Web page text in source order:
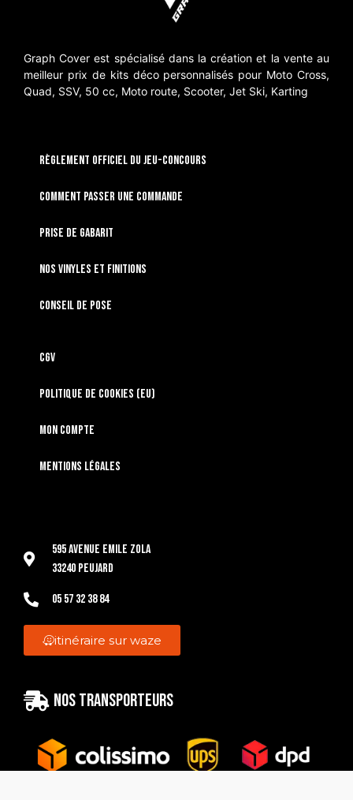
Graph Cover est spécialisé dans la création et la vente au
meilleur prix de kits déco personnalisés pour Moto Cross,
Quad, SSV, 50 cc, Moto route, Scooter, Jet Ski, Karting
RÈGLEMENT OFFICIEL DU JEU-CONCOURS
Comment passer une commande
Prise de gabarit
Nos vinyles et finitions
Conseil de pose
CGV
Politique de cookies (EU)
Mon compte
Mentions légales
595 Avenue Emile Zola
33240 Peujard
05 57 32 38 84
itinéraire sur waze
Nos transporteurs